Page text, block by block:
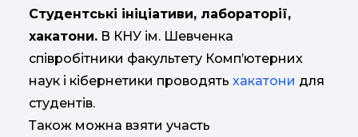
Студентські ініціативи, лабораторії,
хакатони. В КНУ ім. Шевченка
співробітники факультету Комп’ютерних
наук і кібернетики проводять хакатони для
студентів.
Також можна взяти участь